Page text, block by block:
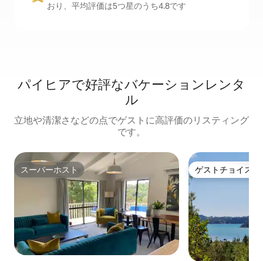
おり、平均評価は5つ星のうち4.8です
パイヒアで好評なバケーションレンタ
ル
立地や清潔さなどの点でゲストに高評価のリスティング
です。
スーパーホスト
スーパーホスト ゲストチョイス
ゲストチョイス